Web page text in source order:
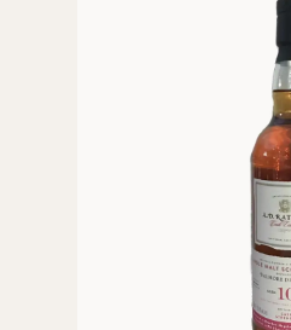
Brora schloss 1983 für
verbliebene Flasche
Geschichte und